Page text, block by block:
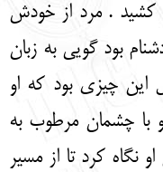
کشید . مرد از خودش
بود گویی به زبان
چیزی بود که او
با چشمان مرطوب به
نگاه کرد تا از مسیر